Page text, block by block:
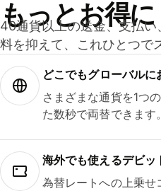
もっとお得に
40通貨以上の送金、支払
料を抑えて、これひとつで
どこでもグ⁠ロ⁠ー⁠バ⁠ルに
さまざまな通貨を1つ
た数秒で両替できます。
海外でも使えるデビッ
為替レートへの上乗せ